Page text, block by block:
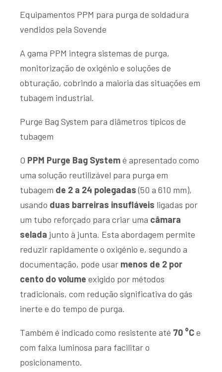
Equipamentos PPM para purga de soldadura
vendidos pela Sovende
A gama PPM integra sistemas de purga,
monitorização de oxigénio e soluções de
obturação, cobrindo a maioria das situações em
tubagem industrial.
Purge Bag System para diâmetros típicos de
tubagem
O PPM Purge Bag Systemé apresentado como
uma solução reutilizável para purga em
tubagem de 2 a 24 polegadas(50 a 610 mm),
usando duas barreiras insufláveis ligadas por
um tubo reforçado para criar uma câmara
selada junto à junta. Esta abordagem permite
reduzir rapidamente o oxigénio e, segundo a
documentação, pode usar menos de 2 por
cento do volume exigido por métodos
tradicionais, com redução significativa do gás
inerte e do tempo de purga.
Também é indicado como resistente até 70 °Ce
com faixa luminosa para facilitar o
posicionamento.